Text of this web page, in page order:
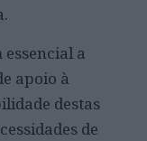
a
apoio à
destas
de